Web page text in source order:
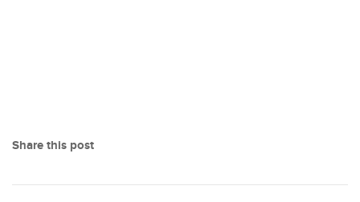
Share this post